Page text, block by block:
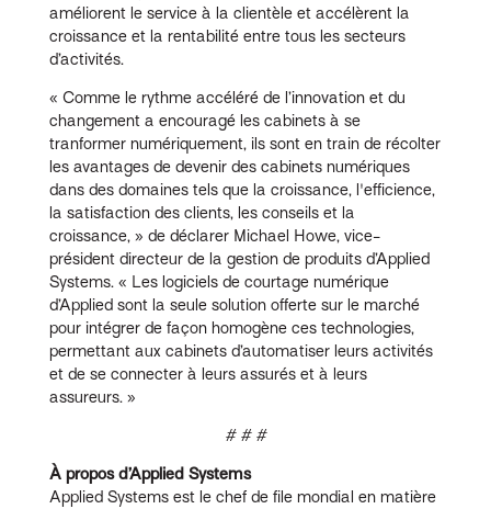
améliorent le service à la clientèle et accélèrent la
croissance et la rentabilité entre tous les secteurs
d’activités.
« Comme le rythme accéléré de l’innovation et du
changement a encouragé les cabinets à se
tranformer numériquement, ils sont en train de récolter
les avantages de devenir des cabinets numériques
dans des domaines tels que la croissance, l'efficience,
la satisfaction des clients, les conseils et la
croissance, » de déclarer Michael Howe, vice-
président directeur de la gestion de produits d’Applied
Systems. « Les logiciels de courtage numérique
d’Applied sont la seule solution offerte sur le marché
pour intégrer de façon homogène ces technologies,
permettant aux cabinets d’automatiser leurs activités
et de se connecter à leurs assurés et à leurs
assureurs. »
# # #
À propos d’Applied Systems
Applied Systems est le chef de file mondial en matière